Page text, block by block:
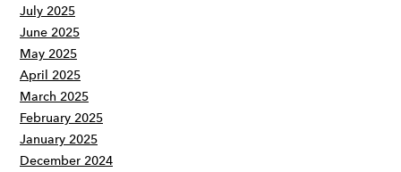
July 2025
June 2025
May 2025
April 2025
March 2025
February 2025
January 2025
December 2024